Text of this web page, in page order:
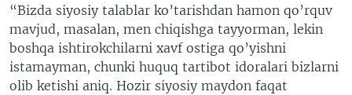
“Bizda siyosiy talablar ko’tarishdan hamon qo’rquv
mavjud, masalan, men chiqishga tayyorman, lekin
boshqa ishtirokchilarni xavf ostiga qo’yishni
istamayman, chunki huquq tartibot idoralari bizlarni
olib ketishi aniq. Hozir siyosiy maydon faqat